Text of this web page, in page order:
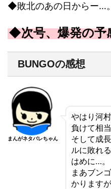
◆敗北のあの日からー…。
◆次号、爆発の予
BUNGOの感想
まんがネタバレちゃん
やはり河
負けて相
そして成
ルに敗れ
はめに…。
まあブン
かります